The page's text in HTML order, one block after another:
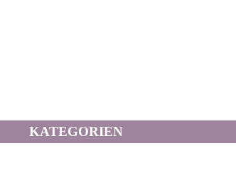
KATEGORIEN